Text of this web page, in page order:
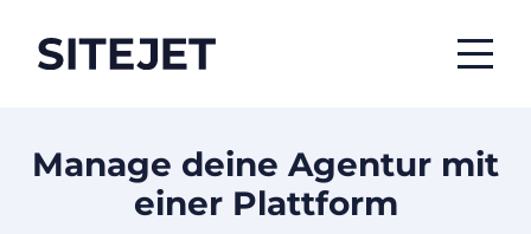
Manage deine Agentur mit
einer Plattform